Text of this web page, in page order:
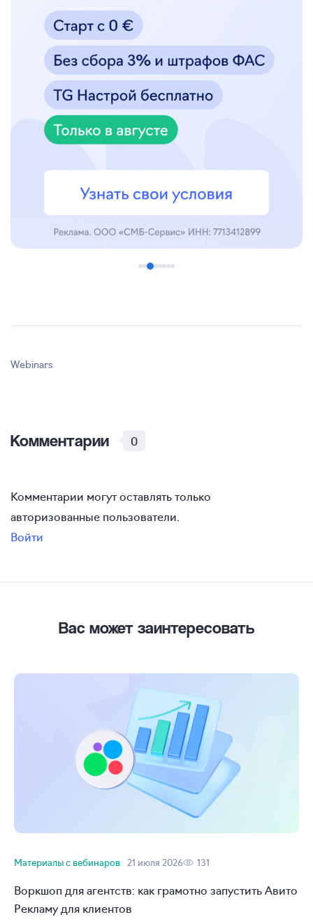
Webinars
Комментарии 0
Комментарии могут оставлять только
авторизованные пользователи.
Войти
Вас может заинтересовать
Материалы с вебинаров 21 июля 2026 131
Воркшоп для агентств: как грамотно запустить Авито
Рекламу для клиентов